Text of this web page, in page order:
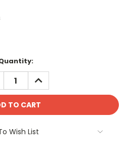
INCREASE
QUANTITY:
Wish List